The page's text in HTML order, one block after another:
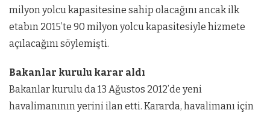
milyon yolcu kapasitesine sahip olacağını ancak ilk
etabın 2015’te 90 milyon yolcu kapasitesiyle hizmete
açılacağını söylemişti.
Bakanlar kurulu karar aldı
Bakanlar kurulu da 13 Ağustos 2012’de yeni
havalimanının yerini ilan etti. Kararda, havalimanı için